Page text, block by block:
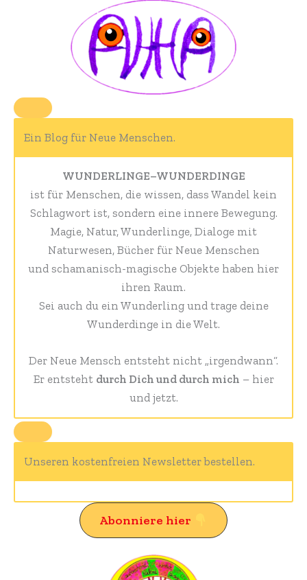
Ein Blog für Neue Menschen.
WUNDERLINGE–WUNDERDINGE
ist für Menschen, die wissen, dass Wandel kein
Schlagwort ist, sondern eine innere Bewegung.
Magie, Natur, Wunderlinge, Dialoge mit
Naturwesen, Bücher für Neue Menschen
und schamanisch-magische Objekte haben hier
ihren Raum.
Sei auch du ein Wunderling und trage deine
Wunderdinge in die Welt.
Der Neue Mensch entsteht nicht „irgendwann“.
Er entsteht durch Dich und durch mich – hier
und jetzt.
Unseren kostenfreien Newsletter bestellen.
Abonniere hier